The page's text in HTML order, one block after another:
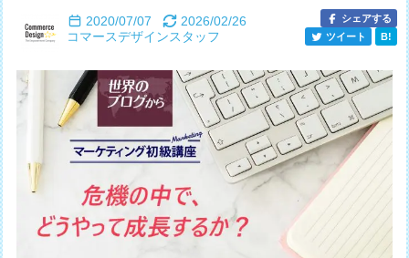
2020/07/07
2026/02/26
コマースデザインスタッフ
シェアする
ツイート
B!